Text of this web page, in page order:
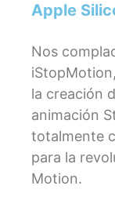
Apple
Nos
la creación
animación
totalmente
para la
Motion.